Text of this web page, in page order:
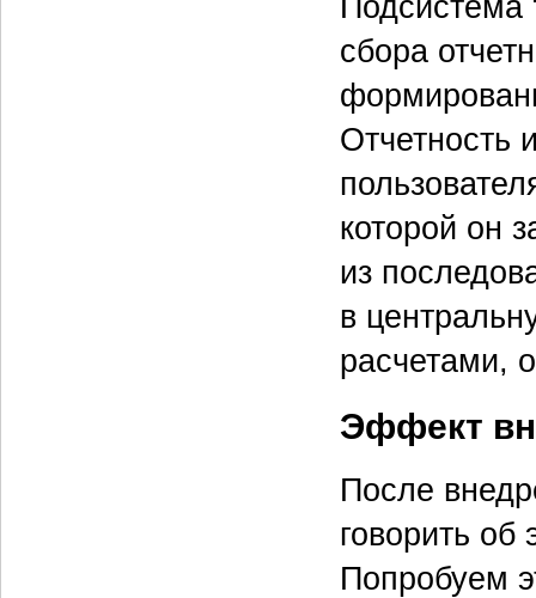
сбора
Отчетность
которой он
из
в
расчетами,
Эффект
После
говорить
Попробуем